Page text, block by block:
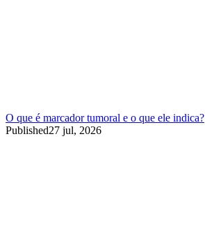
O que é marcador tumoral e o que ele indica?
Published27 jul, 2026